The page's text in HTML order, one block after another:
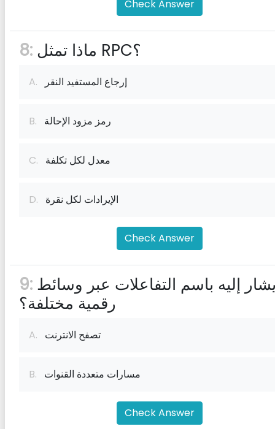
Check Answer
8: ماذا تمثل RPC؟
A. إرجاع المستفيد النقر
B. رمز مزود الإحالة
C. معدل لكل تكلفة
D. الإيرادات لكل نقرة
Check Answer
9:
رقمية مختلفة؟
A. تصفح الانترنت
B. مسارات متعددة القنوات
Check Answer